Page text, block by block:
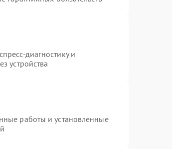
диагностику и
устройства
работы и установленные